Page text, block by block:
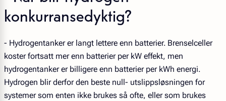
konkurransedyktig?
- Hydrogentanker er langt lettere enn batterier. Brenselceller
koster fortsatt mer enn batterier per kW effekt, men
hydrogentanker er billigere enn batterier per kWh energi.
Hydrogen blir derfor den beste null- utslippsløsningen for
systemer som enten ikke brukes så ofte, eller som brukes